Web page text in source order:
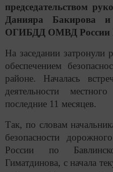
председательством
Данияра Бакирова и
ОГИБДД ОМВД России
На заседании затронули
обеспечением
районе. Началась
деятельности
последние 11 месяцев.
Так, по словам
безопасности
России по
Гиматдинова, с начала